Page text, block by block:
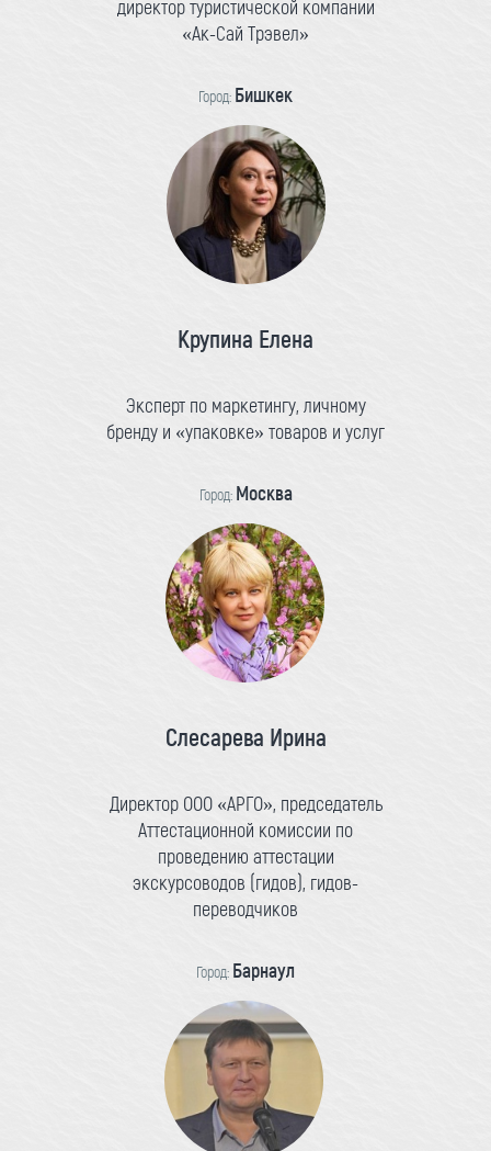
директор туристической компании
«Ак-Сай Трэвел»
Город: Бишкек
Крупина Елена
Эксперт по маркетингу, личному
бренду и «упаковке» товаров и услуг
Город: Москва
Слесарева Ирина
Директор ООО «АРГО», председатель
Аттестационной комиссии по
проведению аттестации
экскурсоводов (гидов), гидов-
переводчиков
Город: Барнаул